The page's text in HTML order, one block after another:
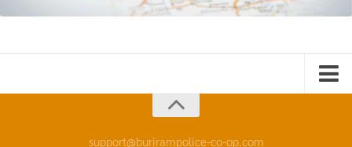
support@burirampolice-co-op.com